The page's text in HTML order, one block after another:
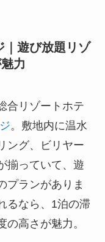
遊び放題リゾ
力
合リゾートホテ
。敷地内に温水
ング、ビリヤー
揃っていて、遊
プランがありま
るなら、1泊の滞
高さが魅力。